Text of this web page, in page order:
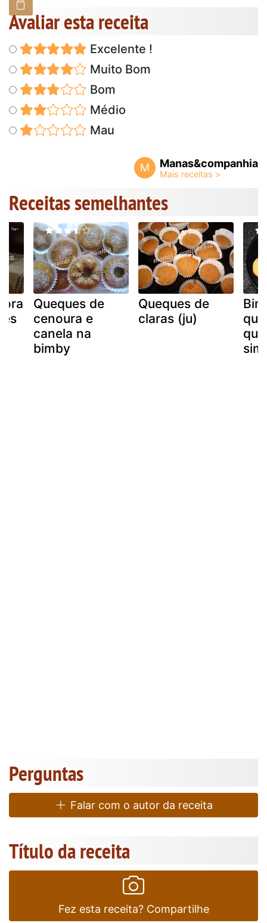
Avaliar esta receita
Excelente !
Muito Bom
Bom
Médio
Mau
M Manas&companhia
Receitas semelhantes
Queques de
cenoura e
canela na
bimby
Queques de
claras (ju)
Perguntas
Falar com o autor da receita
Título da receita
Fez esta receita? Compartilhe